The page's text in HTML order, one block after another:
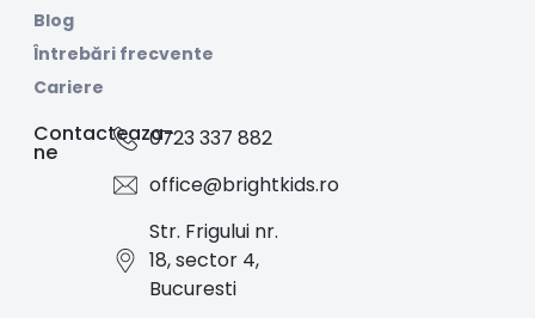
Blog
Întrebări frecvente
Cariere
Contacteaza-
ne
0723 337 882
office@brightkids.ro
Str. Frigului nr.
18, sector 4,
Bucuresti